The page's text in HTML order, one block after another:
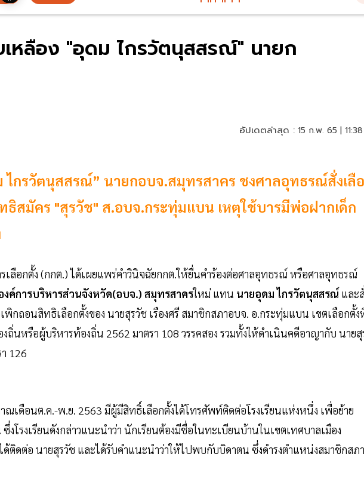
หลือง "อุดม ไกรวัตนุสสรณ์" นายก
อัปเดตล่าสุด : 15 ก.พ. 65 |
ไกรวัตนุสสรณ์” นายกอบจ.สมุทรสาคร ชงศาลอุทธรณ์สั่งเลื
ธิสมัคร "สุรวัช" ส.อบจ.กระทุ่มแบน เหตุใช้บารมีพ่อฝากเด็ก
เลือกตั้ง (กกต.) ได้เผยแพร่คำวินิจฉัยกกต.ให้ยื่นคำร้องต่อศาลอุทธรณ์ หรือศาลอุทธรณ์
งค์การบริหารส่วนจังหวัด(อบจ.) สมุทรสาครใหม่ แทน นายอุดม ไกรวัตนุสสรณ์ และ
กถอนสิทธิเลือกตั้งของ นายสุรวัช เรืองศรี สมาชิกสภาอบจ. อ.กระทุ่มแบน เขตเลือกตั้ง
ถิ่นหรือผู้บริหารท้องถิ่น 2562 มาตรา 108 วรรคสอง รวมทั้งให้ดำเนินคดีอาญากับ นายสุ
126
าณเดือนต.ค.-พ.ย. 2563 มีผู้มีสิทธิ์เลือกตั้งได้โทรศัพท์ติดต่อโรงเรียนแห่งหนึ่ง เพื่อย้าย
งโรงเรียนดังกล่าวแนะนำว่า นักเรียนต้องมีชื่อในทะเบียนบ้านในเขตเทศบาลเมือง
ติดต่อ นายสุรวัช และได้รับคำแนะนำว่าให้ไปพบกับบิดาตน ซึ่งดำรงตำแหน่งสมาชิกสภา